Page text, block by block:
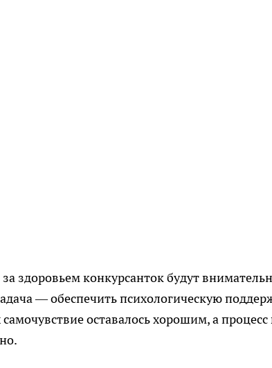
здоровьем конкурсанток будут
— обеспечить психологическую
оставалось хорошим, а